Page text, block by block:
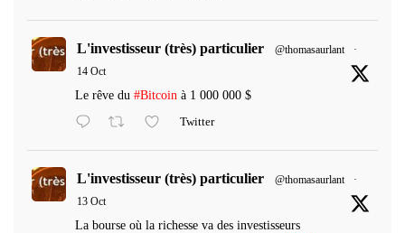
L'investisseur (très) particulier @thomasaurlant
·
14 Oct
Le rêve du #Bitcoin à 1 000 000 $
Twitter
L'investisseur (très) particulier @thomasaurlant
·
13 Oct
La bourse où la richesse va des investisseurs